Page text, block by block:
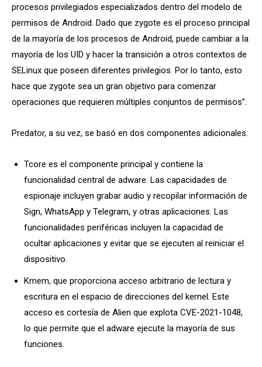
procesos privilegiados especializados dentro del modelo de
permisos de Android. Dado que zygote es el proceso principal
de la mayoría de los procesos de Android, puede cambiar a la
mayoría de los UID y hacer la transición a otros contextos de
SELinux que poseen diferentes privilegios. Por lo tanto, esto
hace que zygote sea un gran objetivo para comenzar
operaciones que requieren múltiples conjuntos de permisos”.
Predator, a su vez, se basó en dos componentes adicionales:
Tcore es el componente principal y contiene la
funcionalidad central de adware. Las capacidades de
espionaje incluyen grabar audio y recopilar información de
Sign, WhatsApp y Telegram, y otras aplicaciones. Las
funcionalidades periféricas incluyen la capacidad de
ocultar aplicaciones y evitar que se ejecuten al reiniciar el
dispositivo.
Kmem, que proporciona acceso arbitrario de lectura y
escritura en el espacio de direcciones del kernel. Este
acceso es cortesía de Alien que explota CVE-2021-1048,
lo que permite que el adware ejecute la mayoría de sus
funciones.